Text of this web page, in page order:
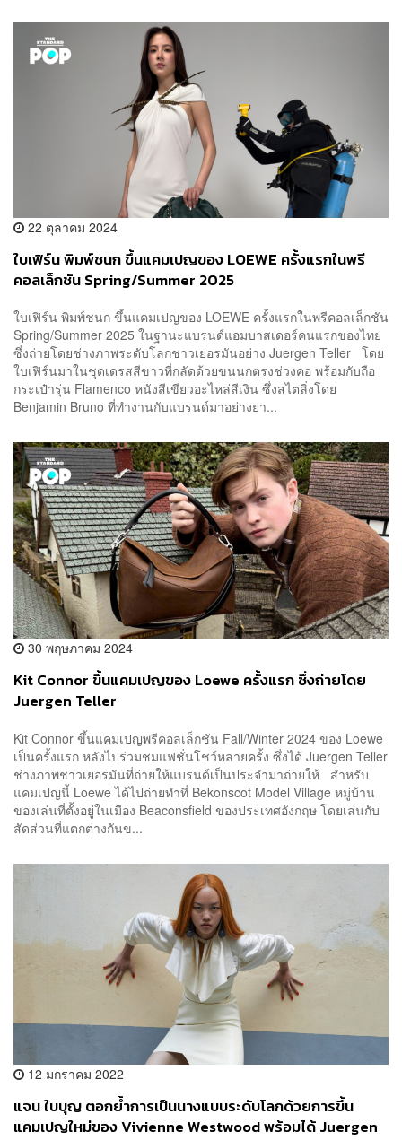
22 ตุลาคม 2024
ใบเฟิร์น พิมพ์ชนก ขึ้นแคมเปญของ LOEWE ครั้งแรกในพรี
คอลเล็กชัน Spring/Summer 2025
ใบเฟิร์น พิมพ์ชนก ขึ้นแคมเปญของ LOEWE ครั้งแรกในพรีคอลเล็กชัน
Spring/Summer 2025 ในฐานะแบรนด์แอมบาสเดอร์คนแรกของไทย
ซึ่งถ่ายโดยช่างภาพระดับโลกชาวเยอรมันอย่าง Juergen Teller โดย
ใบเฟิร์นมาในชุดเดรสสีขาวที่กลัดด้วยขนนกตรงช่วงคอ พร้อมกับถือ
กระเป๋ารุ่น Flamenco หนังสีเขียวอะไหล่สีเงิน ซึ่งสไตลิ่งโดย
Benjamin Bruno ที่ทำงานกับแบรนด์มาอย่างยา...
30 พฤษภาคม 2024
Kit Connor ขึ้นแคมเปญของ Loewe ครั้งแรก ซึ่งถ่ายโดย
Juergen Teller
Kit Connor ขึ้นแคมเปญพรีคอลเล็กชัน Fall/Winter 2024 ของ Loewe
เป็นครั้งแรก หลังไปร่วมชมแฟชั่นโชว์หลายครั้ง ซึ่งได้ Juergen Teller
ช่างภาพชาวเยอรมันที่ถ่ายให้แบรนด์เป็นประจำมาถ่ายให้ สำหรับ
แคมเปญนี้ Loewe ได้ไปถ่ายทำที่ Bekonscot Model Village หมู่บ้าน
ของเล่นที่ตั้งอยู่ในเมือง Beaconsfield ของประเทศอังกฤษ โดยเล่นกับ
สัดส่วนที่แตกต่างกันข...
12 มกราคม 2022
แจน ใบบุญ ตอกย้ำการเป็นนางแบบระดับโลกด้วยการขึ้น
แคมเปญใหม่ของ Vivienne Westwood พร้อมได้ Juergen